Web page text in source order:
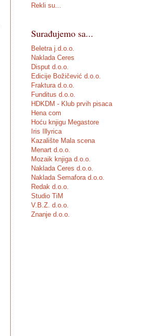
Rekli su...
Surađujemo sa...
Beletra j.d.o.o.
Naklada Ceres
Disput d.o.o.
Edicije Božičević d.o.o.
Fraktura d.o.o.
Funditus d.o.o.
HDKDM - Klub prvih pisaca
Hena com
Hoću knjigu Megastore
Iris Illyrica
Kazalište Mala scena
Menart d.o.o.
Mozaik knjiga d.o.o.
Naklada Ceres d.o.o.
Naklada Semafora d.o.o.
Redak d.o.o.
Studio TiM
V.B.Z. d.o.o.
Znanje d.o.o.